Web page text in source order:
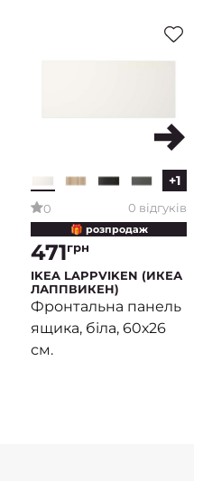
+1
0 0 відгуків
🎁 розпродаж
471грн
IKEA LAPPVIKEN (ИКЕА
ЛАППВИКЕН)
Фронтальна панель
ящика, біла, 60х26
см.